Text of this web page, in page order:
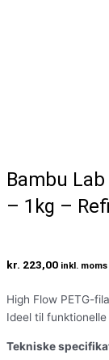
Bambu
– 1kg – Refill
kr. 223,00 inkl. moms
High Flow PETG-
Ideel til
Tekniske